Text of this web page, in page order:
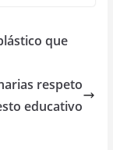
que
respeto
educativo